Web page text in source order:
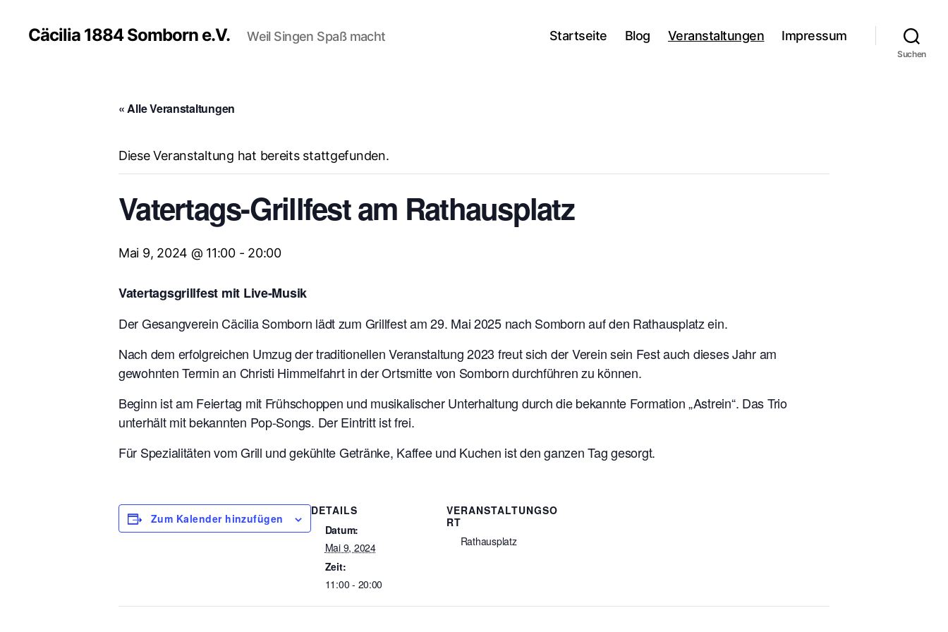
Cäcilia 1884 Somborn e.V. Weil Singen Spaß macht Startseite Blog Veranstaltungen Impressum
Suchen
« Alle Veranstaltungen
Diese Veranstaltung hat bereits stattgefunden.
Vatertags-Grillfest am Rathausplatz
Mai 9, 2024 @ 11:00- 20:00
Vatertagsgrillfest mit Live-Musik
Der Gesangverein Cäcilia Somborn lädt zum Grillfest am 29. Mai 2025 nach Somborn auf den Rathausplatz ein.
Nach dem erfolgreichen Umzug der traditionellen Veranstaltung 2023 freut sich der Verein sein Fest auch dieses Jahr am
gewohnten Termin an Christi Himmelfahrt in der Ortsmitte von Somborn durchführen zu können.
Beginn ist am Feiertag mit Frühschoppen und musikalischer Unterhaltung durch die bekannte Formation „Astrein“. Das Trio
unterhält mit bekannten Pop-Songs. Der Eintritt ist frei.
Für Spezialitäten vom Grill und gekühlte Getränke, Kaffee und Kuchen ist den ganzen Tag gesorgt.
Zum Kalender hinzufügen
DETAILS
Datum:
Mai 9, 2024
Zeit:
11:00 - 20:00
VERANSTALTUNGSO
RT
Rathausplatz